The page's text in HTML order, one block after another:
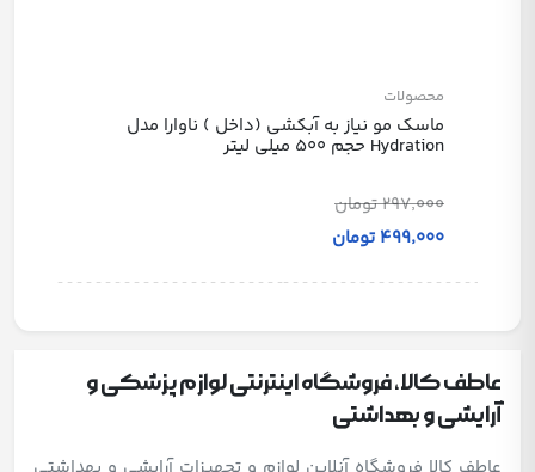
محصولات
ماسک مو نیاز به آبکشی (داخل ) ناوارا مدل
Hydration حجم 500 میلی لیتر
297٬000 تومان
499٬000 تومان
عاطف کالا، فروشگاه اینترنتی لوازم پزشکی و
آرایشی و بهداشتی